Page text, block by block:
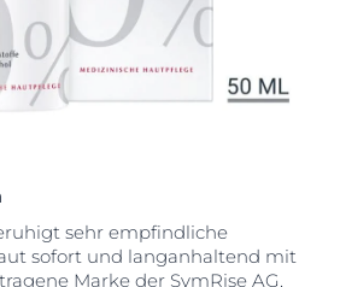
sehr empfindliche
sofort und langanhaltend mit
Marke der SymRise AG,